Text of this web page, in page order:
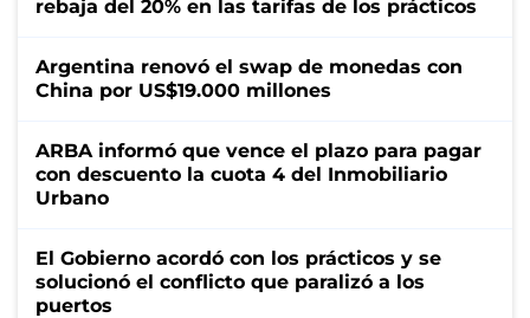
rebaja del 20% en las tarifas de los prácticos
Argentina renovó el swap de monedas con
China por US$19.000 millones
ARBA informó que vence el plazo para pagar
con descuento la cuota 4 del Inmobiliario
Urbano
El Gobierno acordó con los prácticos y se
solucionó el conflicto que paralizó a los
puertos